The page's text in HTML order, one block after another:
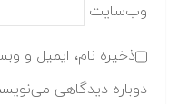
وب‌سایت
ذخیره نام، ایمیل و
دوباره دیدگاهی